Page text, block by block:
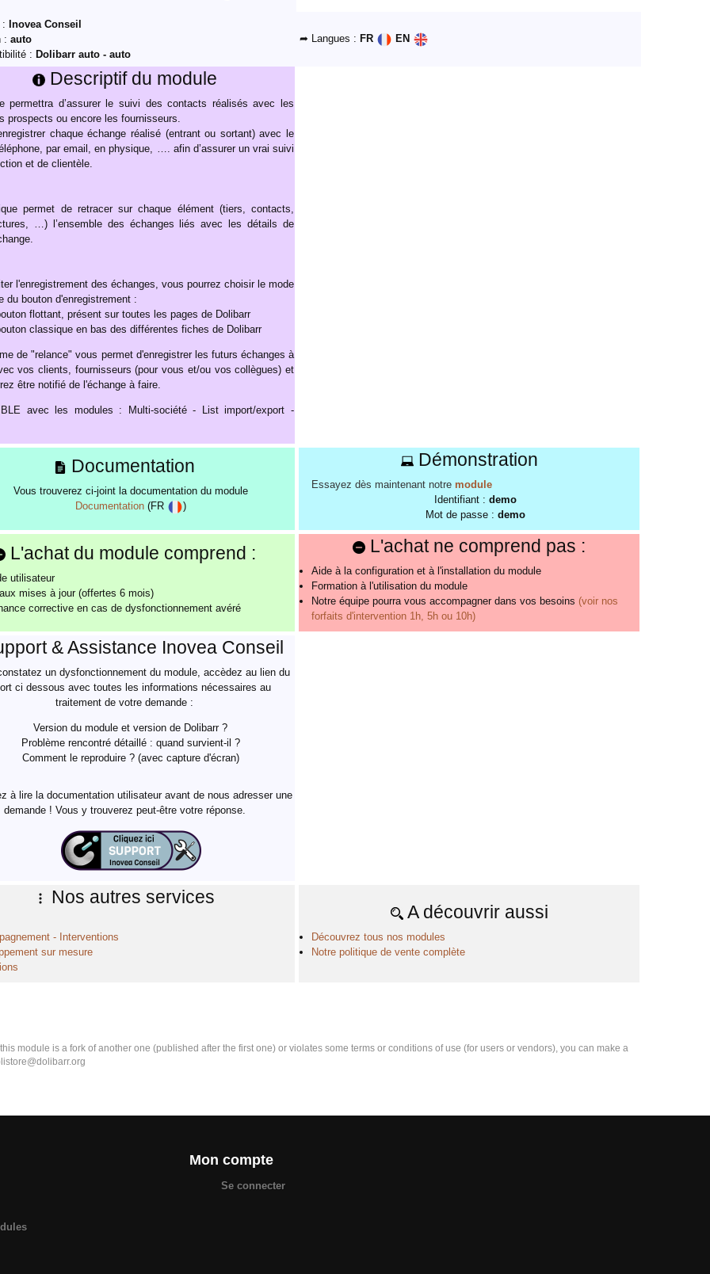
:
Inovea Conseil
: auto
: Dolibarr auto - auto
➦ Langues : FR EN
Descriptif du module
permettra d’assurer le suivi des contacts réalisés avec les
prospects ou encore les fournisseurs.
chaque échange réalisé (entrant ou sortant) avec le
par email, en physique, …. afin d’assurer un vrai suivi
et de clientèle.
permet de retracer sur chaque élément (tiers, contacts,
…) l’ensemble des échanges liés avec les détails de
l'enregistrement des échanges, vous pourrez choisir le mode
du bouton d'enregistrement :
flottant, présent sur toutes les pages de Dolibarr
classique en bas des différentes fiches de Dolibarr
de "relance" vous permet d'enregistrer les futurs échanges à
vos clients, fournisseurs (pour vous et/ou vos collègues) et
être notifié de l'échange à faire.
avec les modules : Multi-société - List import/export -
Documentation
Vous trouverez ci-joint la documentation du module
Documentation(FR )
Démonstration
Essayez dès maintenant notre module
Identifiant : demo
Mot de passe : demo
L'achat du module comprend :
utilisateur
mises à jour (offertes 6 mois)
corrective en cas de dysfonctionnement avéré
L'achat ne comprend pas :
Aide à la configuration et à l'installation du module
Formation à l'utilisation du module
Notre équipe pourra vous accompagner dans vos besoins (voir nos
forfaits d'intervention 1h, 5h ou 10h)
& Assistance Inovea Conseil
un dysfonctionnement du module, accèdez au lien du
ci dessous avec toutes les informations nécessaires au
traitement de votre demande :
Version du module et version de Dolibarr ?
Problème rencontré détaillé : quand survient-il ?
Comment le reproduire ? (avec capture d'écran)
à lire la documentation utilisateur avant de nous adresser une
demande ! Vous y trouverez peut-être votre réponse.
Nos autres services
- Interventions
sur mesure
A découvrir aussi
Découvrez tous nos modules
Notre politique de vente complète
module is a fork of another one (published after the first one) or violates some terms or conditions of use (for users or vendors), you can make a
Mon compte
Se connecter